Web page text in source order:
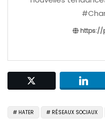
https://
HATER RÉSEAUX SOCIAUX